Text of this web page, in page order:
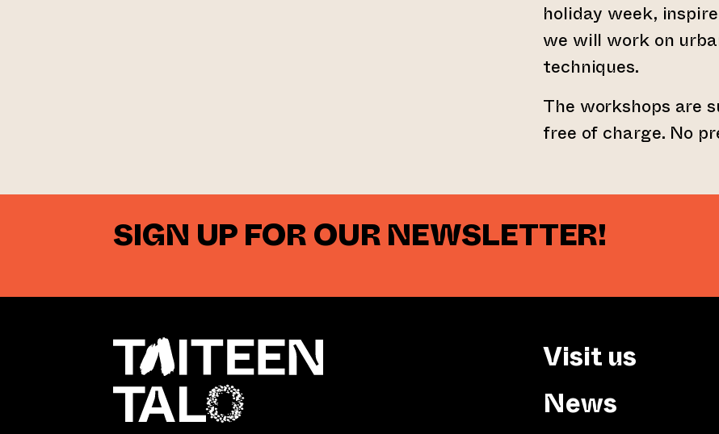
holiday week,
we will work on
techniques.
The workshops are
free of charge. No
SIGN UP FOR OUR NEWSLETTER!
Visit us
News